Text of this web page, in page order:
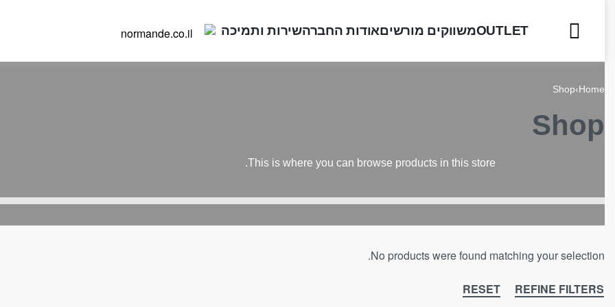
OUTLETמשווקים מורשיםאודות החברהשירות ותמיכה
Home
›
Shop
Shop
This is where you can browse products in this store.
No products were found matching your selection.
REFINE FILTERS
RESET